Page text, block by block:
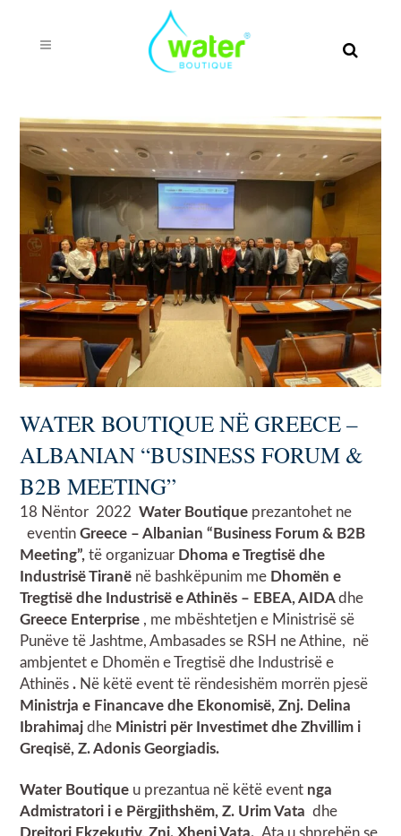
WATER BOUTIQUE NË GREECE –
ALBANIAN “BUSINESS FORUM &
B2B MEETING”
18 Nëntor 2022Water Boutique prezantohet ne
eventinGreece – Albanian “Business Forum & B2B
Meeting”,të organizuar Dhoma e Tregtisë dhe
Industrisë Tiranë në bashkëpunim me Dhomën e
Tregtisë dhe Industrisë e Athinës – EBEA, AIDAdhe
Greece Enterprise , me mbështetjen e Ministrisë së
Punëve të Jashtme, Ambasades se RSH ne Athine, në
ambjentet e Dhomën e Tregtisë dhe Industrisë e
Athinës . Në këtë event të rëndesishëm morrën pjesë
Ministrja e Financave dhe Ekonomisë, Znj. Delina
Ibrahimajdhe Ministri për Investimet dhe Zhvillim i
Greqisë, Z. Adonis Georgiadis.
Water Boutique u prezantua në këtë event nga
Admistratori i e Përgjithshëm, Z. Urim Vatadhe